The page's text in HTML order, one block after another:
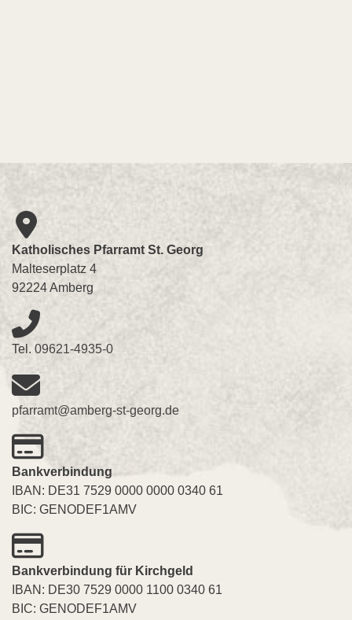
Katholisches Pfarramt St. Georg
Malteserplatz 4
92224 Amberg
Tel. 09621-4935-0
pfarramt@amberg-st-georg.de
Bankverbindung
IBAN: DE31 7529 0000 0000 0340 61
BIC: GENODEF1AMV
Bankverbindung für Kirchgeld
IBAN: DE30 7529 0000 1100 0340 61
BIC: GENODEF1AMV